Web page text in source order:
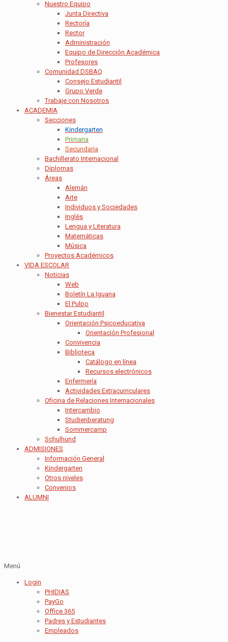
Nuestro Equipo
Junta Directiva
Rectoría
Rector
Administración
Equipo de Dirección Académica
Profesores
Comunidad DSBAQ
Consejo Estudiantil
Grupo Verde
Trabaje con Nosotros
ACADEMIA
Secciones
Kindergarten
Primaria
Secundaria
Bachillerato Internacional
Diplomas
Áreas
Alemán
Arte
Individuos y Sociedades
Inglés
Lengua y Literatura
Matemáticas
Música
Proyectos Académicos
VIDA ESCOLAR
Noticias
Web
Boletín La Iguana
El Pulpo
Bienestar Estudiantil
Orientación Psicoeducativa
Orientación Profesional
Convivencia
Biblioteca
Catálogo en línea
Recursos electrónicos
Enfermería
Actividades Extracurriculares
Oficina de Relaciones Internacionales
Intercambio
Studienberatung
Sommercamp
Schulhund
ADMISIONES
Información General
Kindergarten
Otros niveles
Convenios
ALUMNI
Menú
Login
PHIDIAS
PayGo
Office 365
Padres y Estudiantes
Empleados